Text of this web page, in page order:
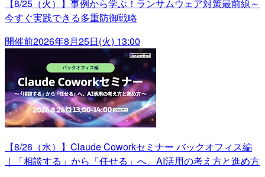
【8/25（火）】事例から学ぶ！ランサムウェア対策最前線～
今すぐ実践できる多重防御戦略
開催前2026年8月25日(火) 13:00
【8/26（水）】Claude Coworkセミナー バックオフィス編
｜「相談する」から「任せる」へ、AI活用の考え方と進め方